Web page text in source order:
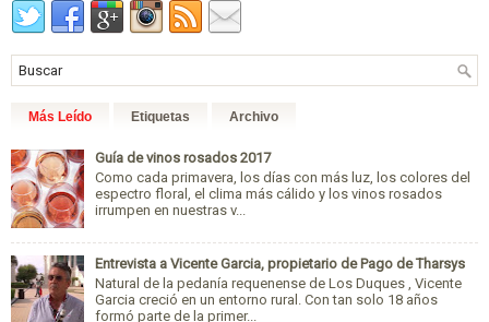
Más Leído Etiquetas Archivo
Guía de vinos rosados 2017
Como cada primavera, los días con más luz, los colores del
espectro floral, el clima más cálido y los vinos rosados
irrumpen en nuestras v...
Entrevista a Vicente Garcia, propietario de Pago de Tharsys
Natural de la pedanía requenense de Los Duques , Vicente
Garcia creció en un entorno rural. Con tan solo 18 años
formó parte de la primer...